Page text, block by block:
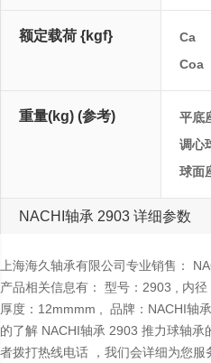
额定载荷 {kgf} Ca
Coa
重量(kg) (参考) 平底
调心
球面
NACHI轴承 2903 详细参数
上海海久轴承有限公司专业销售：
产品相关信息有： 型号：2903 , 内
厚度：12mmmm , 品牌：NACHI轴
的了解 NACHI轴承 2903 推力球轴
者拨打热线电话 ，我们会详细为您服